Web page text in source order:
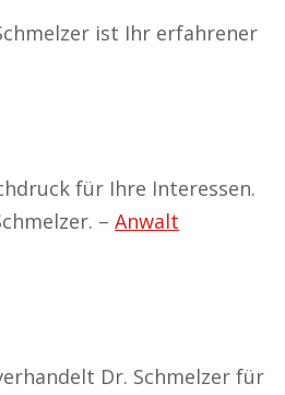
ist Ihr erfahrener
für Ihre Interessen.
– Anwalt
Dr. Schmelzer für